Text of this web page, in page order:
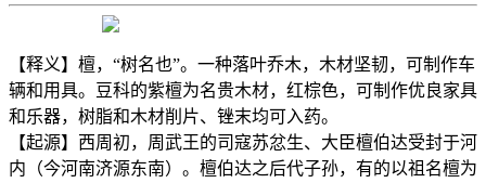
【释义】檀，“树名也”。一种落叶乔木，木材坚韧，可制作车
辆和用具。豆科的紫檀为名贵木材，红棕色，可制作优良家具
和乐器，树脂和木材削片、锉末均可入药。
【起源】西周初，周武王的司寇苏忿生、大臣檀伯达受封于河
内（今河南济源东南）。檀伯达之后代子孙，有的以祖名檀为